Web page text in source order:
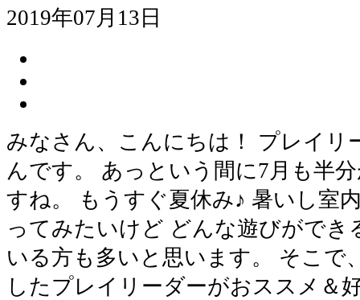
2019年07月13日
みなさん、こんにちは！ プレイリ
んです。 あっという間に7月も半
すね。 もうすぐ夏休み♪ 暑いし室
ってみたいけど どんな遊びができ
いる方も多いと思います。 そこで
したプレイリーダーがおススメ＆